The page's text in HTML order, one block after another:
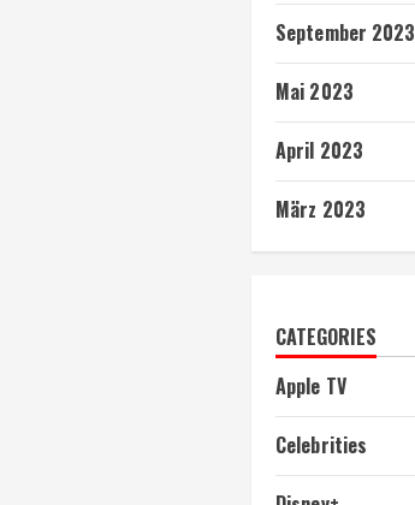
September 2023
Mai 2023
April 2023
März 2023
CATEGORIES
Apple TV
Celebrities